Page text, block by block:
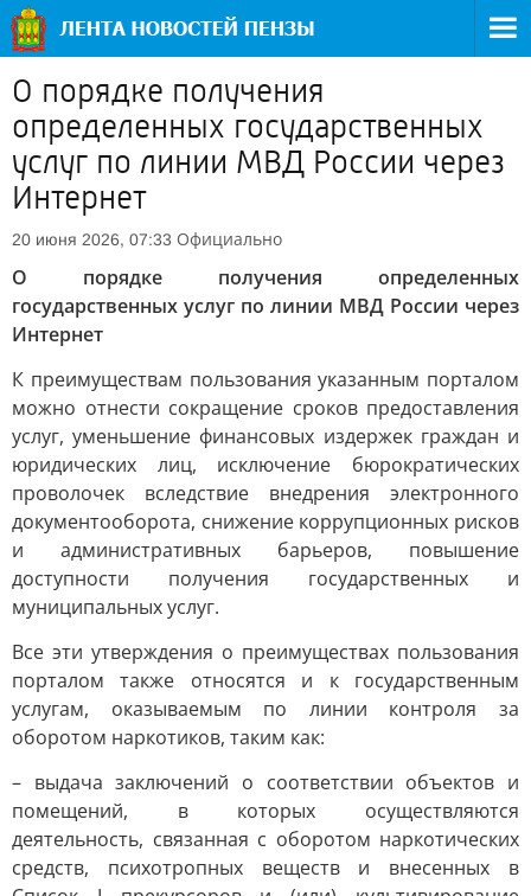
О порядке получения
определенных государственных
услуг по линии МВД России через
Интернет
20 июня 2026, 07:33 Официально
О порядке получения определенных
государственных услуг по линии МВД России через
Интернет
К преимуществам пользования указанным порталом
можно отнести сокращение сроков предоставления
услуг, уменьшение финансовых издержек граждан и
юридических лиц, исключение бюрократических
проволочек вследствие внедрения электронного
документооборота, снижение коррупционных рисков
и административных барьеров, повышение
доступности получения государственных и
муниципальных услуг.
Все эти утверждения о преимуществах пользования
порталом также относятся и к государственным
услугам, оказываемым по линии контроля за
оборотом наркотиков, таким как:
– выдача заключений о соответствии объектов и
помещений, в которых осуществляются
деятельность, связанная с оборотом наркотических
средств, психотропных веществ и внесенных в